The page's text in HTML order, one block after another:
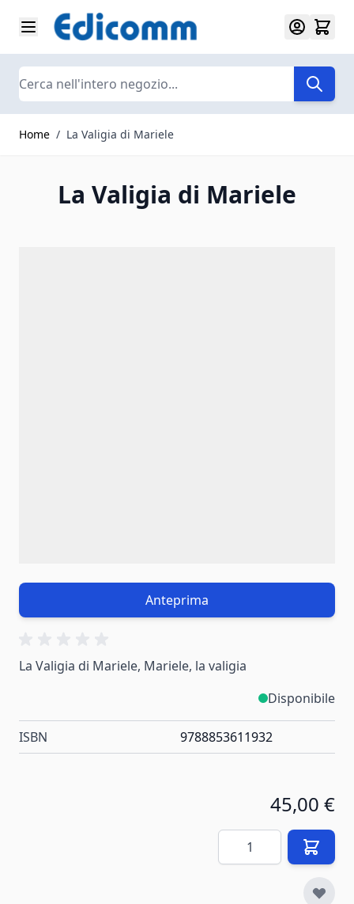
Salta al contenuto
Search
Home / La Valigia di Mariele
La Valigia di Mariele
Anteprima
La Valigia di Mariele, Mariele, la valigia
Disponibile
ISBN 9788853611932
45,00 €
Quantità